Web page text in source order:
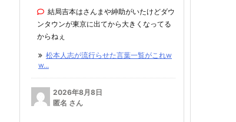
結局吉本はさんまや紳助がいたけどダウ
ンタウンが東京に出てから大きくなってる
からねぇ
松本人志が流行らせた言葉一覧がこれw
w...
2026年8月8日
匿名 さん